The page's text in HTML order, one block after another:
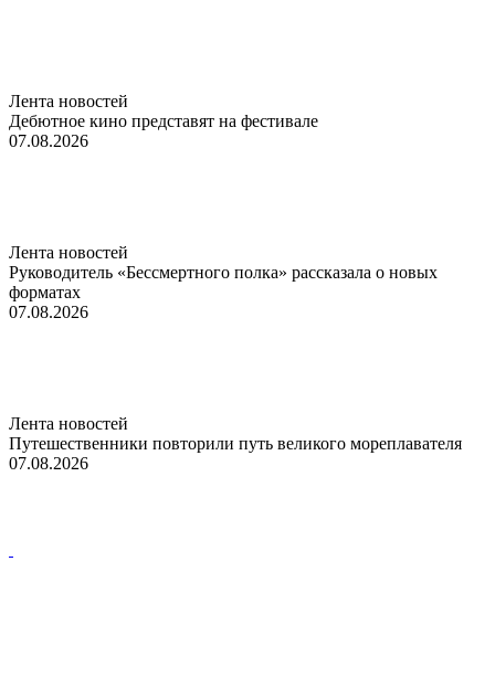
Лента новостей
Дебютное кино представят на фестивале
07.08.2026
Лента новостей
Руководитель «Бессмертного полка» рассказала о новых
форматах
07.08.2026
Лента новостей
Путешественники повторили путь великого мореплавателя
07.08.2026